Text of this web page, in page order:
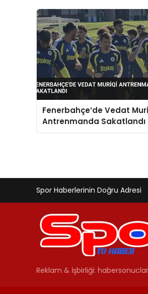
Fenerbahçe’de Vedat
Antrenmanda Sakatlandı
Spor Haberlerinin Doğru Adresi
Reklam & İşbirliği: